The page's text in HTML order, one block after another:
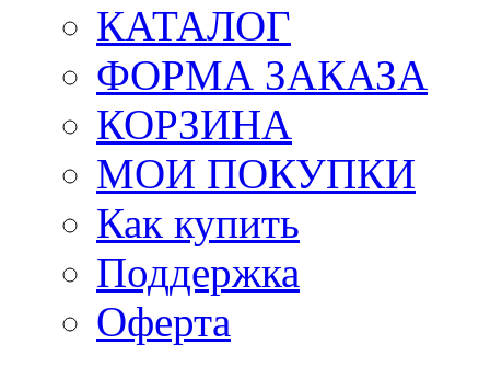
КАТАЛОГ
ФОРМА ЗАКАЗА
КОРЗИНА
МОИ ПОКУПКИ
Как купить
Поддержка
Оферта